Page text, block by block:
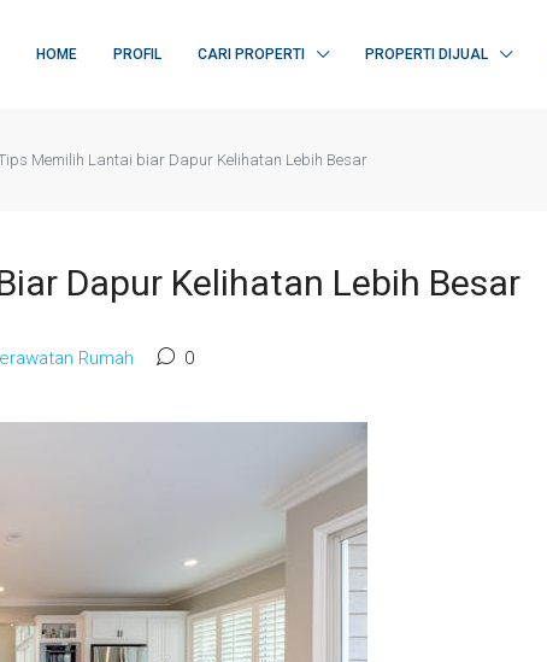
HOME PROFIL CARI PROPERTI PROPERTI DIJUAL
Memilih Lantai biar Dapur Kelihatan Lebih Besar
Dapur Kelihatan Lebih Besar
Rumah 0